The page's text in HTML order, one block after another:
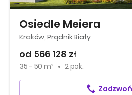
Osiedle Meiera
Kraków, Prądnik Biały
od 566 128 zł
35 - 50 m² 2 pok.
Zadzwoń